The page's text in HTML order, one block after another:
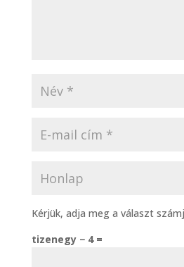
Kérjük, adja meg a választ
tizenegy − 4 =